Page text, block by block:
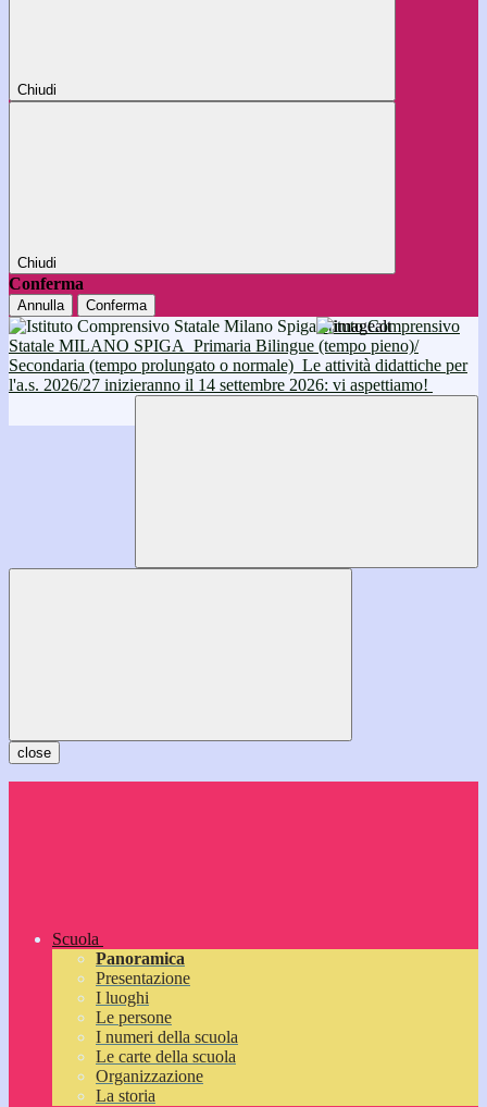
Chiudi
Chiudi
Conferma
Annulla Conferma
Istituto Comprensivo
Statale MILANO SPIGA Primaria Bilingue (tempo pieno)/
Secondaria (tempo prolungato o normale) Le attività didattiche per
l'a.s. 2026/27 inizieranno il 14 settembre 2026: vi aspettiamo!
close
Scuola
Panoramica
Presentazione
I luoghi
Le persone
I numeri della scuola
Le carte della scuola
Organizzazione
La storia